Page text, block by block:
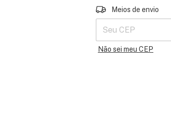
Entregas para o CEP:
Meios de envio
Não sei meu CEP